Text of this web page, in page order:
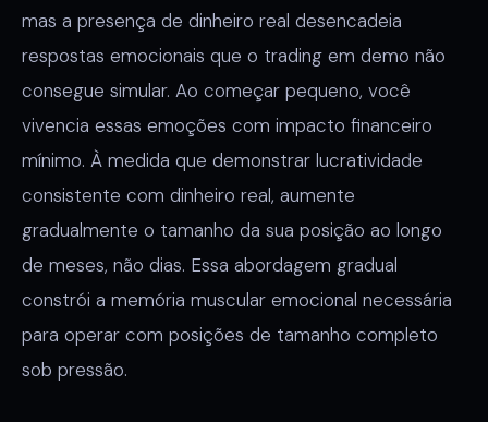
mas a presença de dinheiro real desencadeia
respostas emocionais que o trading em demo não
consegue simular. Ao começar pequeno, você
vivencia essas emoções com impacto financeiro
mínimo. À medida que demonstrar lucratividade
consistente com dinheiro real, aumente
gradualmente o tamanho da sua posição ao longo
de meses, não dias. Essa abordagem gradual
constrói a memória muscular emocional necessária
para operar com posições de tamanho completo
sob pressão.